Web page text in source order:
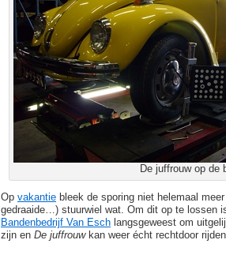
De juffrouw op de
Op vakantie bleek de sporing niet helemaal
gedraaide…) stuurwiel wat. Om dit op te lossen
Bandenbedrijf Van Esch langsgeweest om
zijn en De juffrouwkan weer écht rechtdoor